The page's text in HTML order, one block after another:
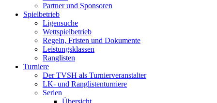
Partner und Sponsoren
Spielbetrieb
Ligensuche
Wettspielbetrieb
Regeln, Fristen und Dokumente
Leistungsklassen
Ranglisten
Turniere
Der TVSH als Turnierveranstalter
LK- und Ranglistenturniere
Serien
Übersicht